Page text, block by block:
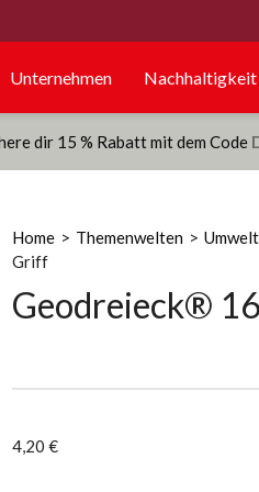
Unternehmen Nachhaltigkeit
dir 15 % Rabatt mit dem Code
Home > Themenwelten >
Griff
Geodreieck®
4,20 €